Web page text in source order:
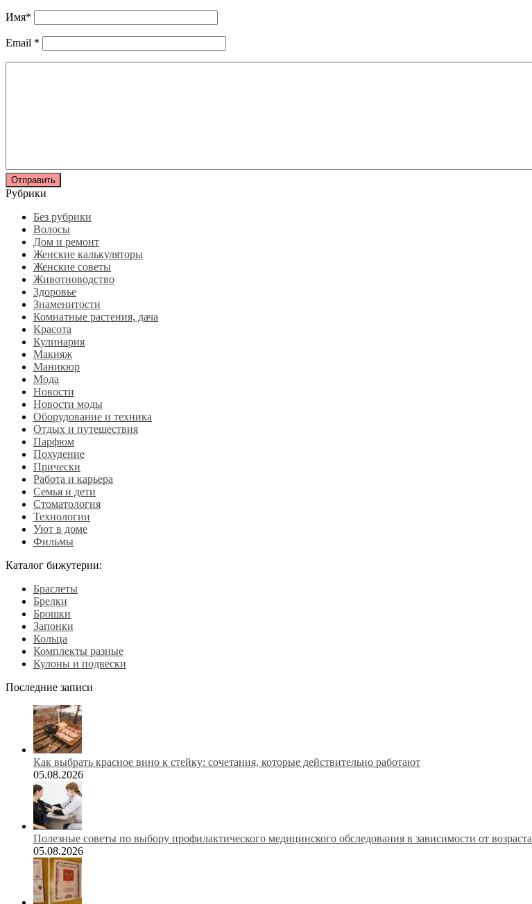
Имя*
Email *
Рубрики
Без рубрики
Волосы
Дом и ремонт
Женские калькуляторы
Женские советы
Животноводство
Здоровье
Знаменитости
Комнатные растения, дача
Красота
Кулинария
Макияж
Маникюр
Мода
Новости
Новости моды
Оборудование и техника
Отдых и путешествия
Парфюм
Похудение
Прически
Работа и карьера
Семья и дети
Стоматология
Технологии
Уют в доме
Фильмы
Каталог бижутерии:
Браслеты
Брелки
Брошки
Запонки
Кольца
Комплекты разные
Кулоны и подвески
Последние записи
Как выбрать красное вино к стейку: сочетания, которые действительно работают
05.08.2026
Полезные советы по выбору профилактического медицинского обследования в зависимости от возраста
05.08.2026